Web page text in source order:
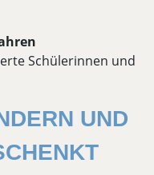
Schülerinnen und
UND